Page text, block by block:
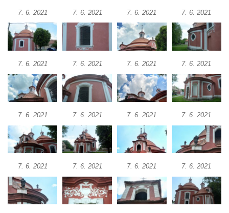
Kaple Nejsvětější Trojice v centru Liběšic
Výklenková kaple na rozcestí na jižním
okraji Liběšic
Kostel svatého Augustina v Lužici
Márnice na hřbitově v Lužici
Márnice na hřbitově v Kozlech
Vesnický kostel v Reinhardtsdorfu
Kaple v Oparnu
Protestantský (evangelicko-luterský) kostel
Crostau
7. 6. 2021 7. 6. 2021 7. 6. 2021 7. 6. 2021
7. 6. 2021 7. 6. 2021 7. 6. 2021 7. 6. 2021
7. 6. 2021 7. 6. 2021 7. 6. 2021 7. 6. 2021
7. 6. 2021 7. 6. 2021 7. 6. 2021 7. 6. 2021